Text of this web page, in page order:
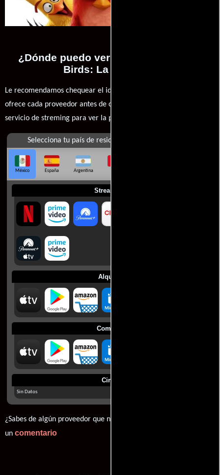
¿Dónde puedo ver la películas Angry
Birds: La película?
Le recomendamos chequear el idioma, doblaje o subtítulos que
ofrece cada proveedor antes de comprar, alquilar o contratar un
servicio de streming para ver la películas.
Selecciona tu país de residencia
México España Argentina
Streaming
Alquilar
Comprar
Cines
Sin Datos
¿Sabes de algún proveedor que no estamos mostrando? déjanos
un comentario